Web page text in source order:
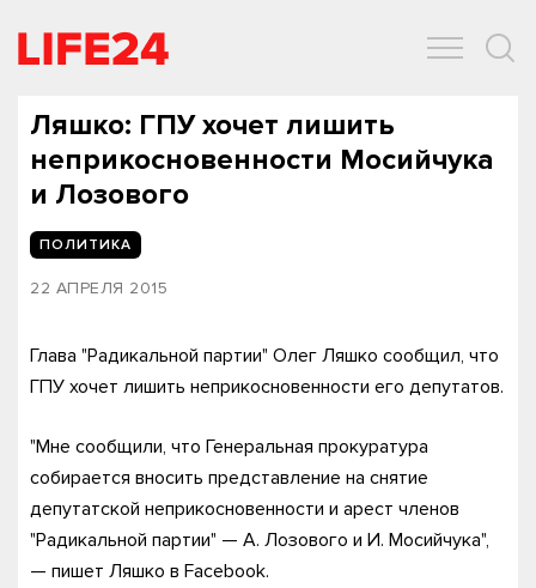
Ляшко: ГПУ хочет лишить
неприкосновенности Мосийчука
и Лозового
ПОЛИТИКА
22 АПРЕЛЯ 2015
Глава "Радикальной партии" Олег Ляшко сообщил, что
ГПУ хочет лишить неприкосновенности его депутатов.
"Мне сообщили, что Генеральная прокуратура
собирается вносить представление на снятие
депутатской неприкосновенности и арест членов
"Радикальной партии" — А. Лозового и И. Мосийчука",
— пишет Ляшко в Facebook.